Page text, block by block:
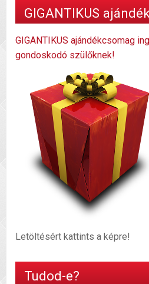
GIGANTIKUS
GIGANTIKUS ajándékcsomag
gondoskodó szülőknek!
Letöltésért kattints a képre!
Tudod-e?